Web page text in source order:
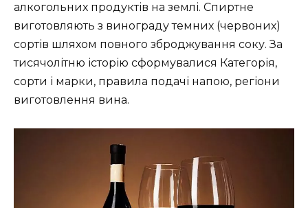
алкогольних продуктів на землі. Спиртне
виготовляють з винограду темних (червоних)
сортів шляхом повного зброджування соку. За
тисячолітню історію сформувалися Категорія,
сорти і марки, правила подачі напою, регіони
виготовлення вина.